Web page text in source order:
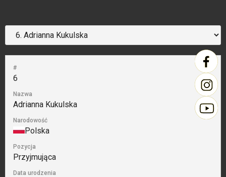
#
6
Nazwa
Adrianna Kukulska
Narodowość
Polska
Pozycja
Przyjmująca
Data urodzenia